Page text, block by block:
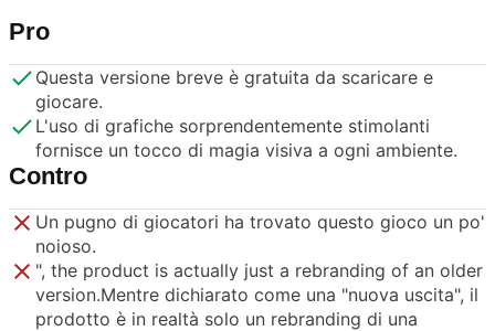
Pro
Questa versione breve è gratuita da scaricare e
giocare.
L'uso di grafiche sorprendentemente stimolanti
fornisce un tocco di magia visiva a ogni ambiente.
Contro
Un pugno di giocatori ha trovato questo gioco un po'
noioso.
", the product is actually just a rebranding of an older
version.Mentre dichiarato come una "nuova uscita", il
prodotto è in realtà solo un rebranding di una